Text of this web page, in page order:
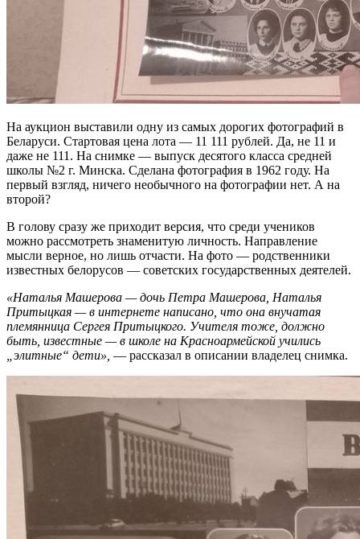
На аукцион выставили одну из самых дорогих фотографий в
Беларуси. Стартовая цена лота — 11 111 рублей. Да, не 11 и
даже не 111. На снимке — выпуск десятого класса средней
школы №2 г. Минска. Сделана фотография в 1962 году. На
первый взгляд, ничего необычного на фотографии нет. А на
второй?
В голову сразу же приходит версия, что среди учеников
можно рассмотреть знаменитую личность. Направление
мысли верное, но лишь отчасти. На фото — родственники
известных белорусов — советских государственных деятелей.
«Наталья Машерова — дочь Петра Машерова, Наталья
Притыцкая — в интернете написано, что она внучатая
племянница Сергея Притыцкого. Учителя тоже, должно
быть, известные — в школе на Красноармейской учились
„элитные“ дети», — рассказал в описании владелец снимка.